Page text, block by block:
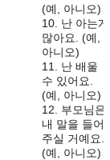
(예, 아니오)
10. 난 아는게
많아요. (예,
아니오)
11. 난 배울
수 있어요.
(예, 아니오)
12. 부모님은
내 말을 들어
주실 거예요.
(예, 아니오)